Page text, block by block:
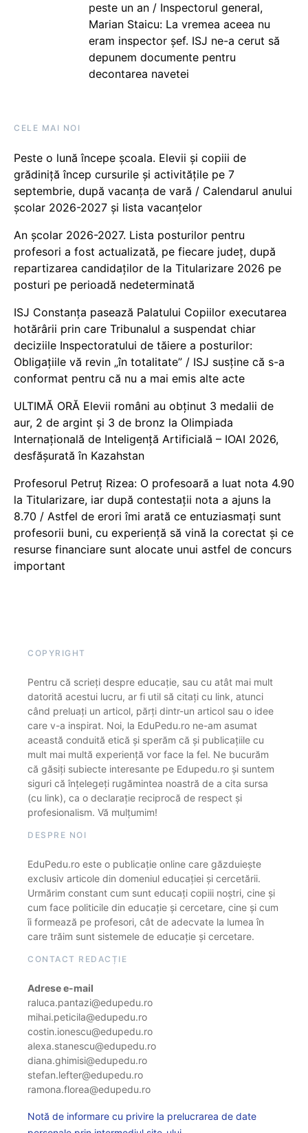
peste un an / Inspectorul general,
Marian Staicu: La vremea aceea nu
eram inspector șef. ISJ ne-a cerut să
depunem documente pentru
decontarea navetei
CELE MAI NOI
Peste o lună începe școala. Elevii și copiii de
grădiniță încep cursurile și activitățile pe 7
septembrie, după vacanța de vară / Calendarul anului
școlar 2026-2027 și lista vacanțelor
An școlar 2026-2027. Lista posturilor pentru
profesori a fost actualizată, pe fiecare județ, după
repartizarea candidaților de la Titularizare 2026 pe
posturi pe perioadă nedeterminată
ISJ Constanța pasează Palatului Copiilor executarea
hotărârii prin care Tribunalul a suspendat chiar
deciziile Inspectoratului de tăiere a posturilor:
Obligațiile vă revin „în totalitate” / ISJ susține că s-a
conformat pentru că nu a mai emis alte acte
ULTIMĂ ORĂ Elevii români au obținut 3 medalii de
aur, 2 de argint și 3 de bronz la Olimpiada
Internațională de Inteligență Artificială – IOAI 2026,
desfășurată în Kazahstan
Profesorul Petruț Rizea: O profesoară a luat nota 4.90
la Titularizare, iar după contestații nota a ajuns la
8.70 / Astfel de erori îmi arată ce entuziasmați sunt
profesorii buni, cu experiență să vină la corectat și ce
resurse financiare sunt alocate unui astfel de concurs
important
COPYRIGHT
Pentru că scrieți despre educație, sau cu atât mai mult
datorită acestui lucru, ar fi util să citați cu link, atunci
când preluați un articol, părți dintr-un articol sau o idee
care v-a inspirat. Noi, la EduPedu.ro ne-am asumat
această conduită etică și sperăm că și publicațiile cu
mult mai multă experiență vor face la fel. Ne bucurăm
că găsiți subiecte interesante pe Edupedu.ro și suntem
siguri că înțelegeți rugămintea noastră de a cita sursa
(cu link), ca o declarație reciprocă de respect și
profesionalism. Vă mulțumim!
DESPRE NOI
EduPedu.ro este o publicație online care găzduiește
exclusiv articole din domeniul educației și cercetării.
Urmărim constant cum sunt educați copiii noștri, cine și
cum face politicile din educație și cercetare, cine și cum
îi formează pe profesori, cât de adecvate la lumea în
care trăim sunt sistemele de educație și cercetare.
CONTACT REDACȚIE
Adrese e-mail
raluca.pantazi@edupedu.ro
mihai.peticila@edupedu.ro
costin.ionescu@edupedu.ro
alexa.stanescu@edupedu.ro
diana.ghimisi@edupedu.ro
stefan.lefter@edupedu.ro
ramona.florea@edupedu.ro
Notă de informare cu privire la prelucrarea de date